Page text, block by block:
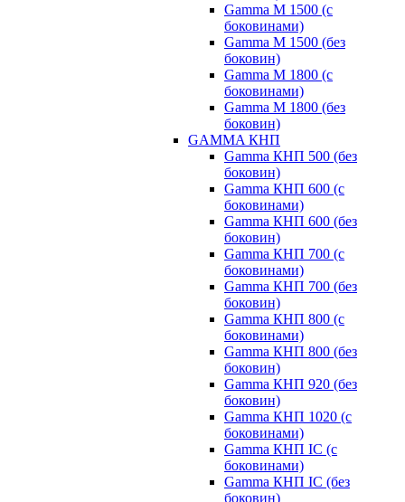
Gamma M 1500 (с
боковинами)
Gamma M 1500 (без
боковин)
Gamma M 1800 (с
боковинами)
Gamma M 1800 (без
боковин)
GAMMA КНП
Gamma КНП 500 (без
боковин)
Gamma КНП 600 (с
боковинами)
Gamma КНП 600 (без
боковин)
Gamma КНП 700 (с
боковинами)
Gamma КНП 700 (без
боковин)
Gamma КНП 800 (с
боковинами)
Gamma КНП 800 (без
боковин)
Gamma КНП 920 (без
боковин)
Gamma КНП 1020 (с
боковинами)
Gamma КНП IC (c
боковинами)
Gamma КНП IC (без
боковин)